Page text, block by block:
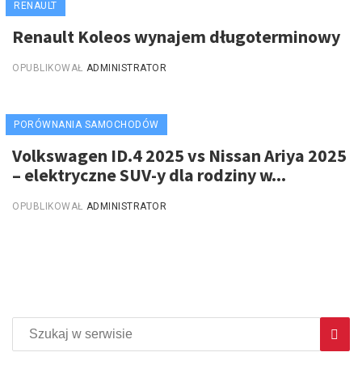
RENAULT
Renault Koleos wynajem długoterminowy
OPUBLIKOWAŁ ADMINISTRATOR
PORÓWNANIA SAMOCHODÓW
Volkswagen ID.4 2025 vs Nissan Ariya 2025
– elektryczne SUV-y dla rodziny w...
OPUBLIKOWAŁ ADMINISTRATOR